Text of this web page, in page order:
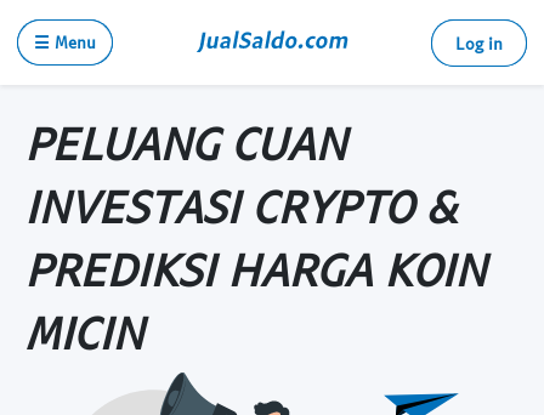
☰ Menu Log in
PELUANG CUAN
INVESTASI CRYPTO &
PREDIKSI HARGA KOIN
MICIN